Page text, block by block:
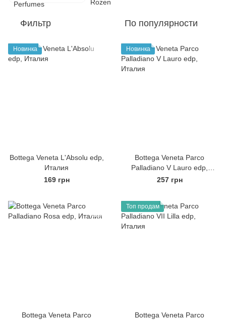
Фильтр По популярности
Новинка
Bottega Veneta L'Absolu edp,
Италия
169 грн
Новинка
Bottega Veneta Parco
Palladiano V Lauro edp,
Италия
257 грн
Bottega Veneta Parco
Топ продам
Bottega Veneta Parco